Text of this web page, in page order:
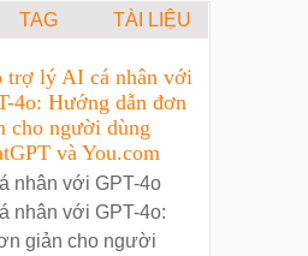
TAG TÀI LIỆU
trợ lý AI cá nhân với
4o: Hướng dẫn đơn
cho người dùng
và You.com
nhân với GPT-4o
nhân với GPT-4o:
giản cho người